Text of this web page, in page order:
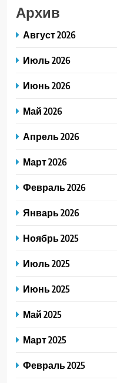
Архив
Август 2026
Июль 2026
Июнь 2026
Май 2026
Апрель 2026
Март 2026
Февраль 2026
Январь 2026
Ноябрь 2025
Июль 2025
Июнь 2025
Май 2025
Март 2025
Февраль 2025